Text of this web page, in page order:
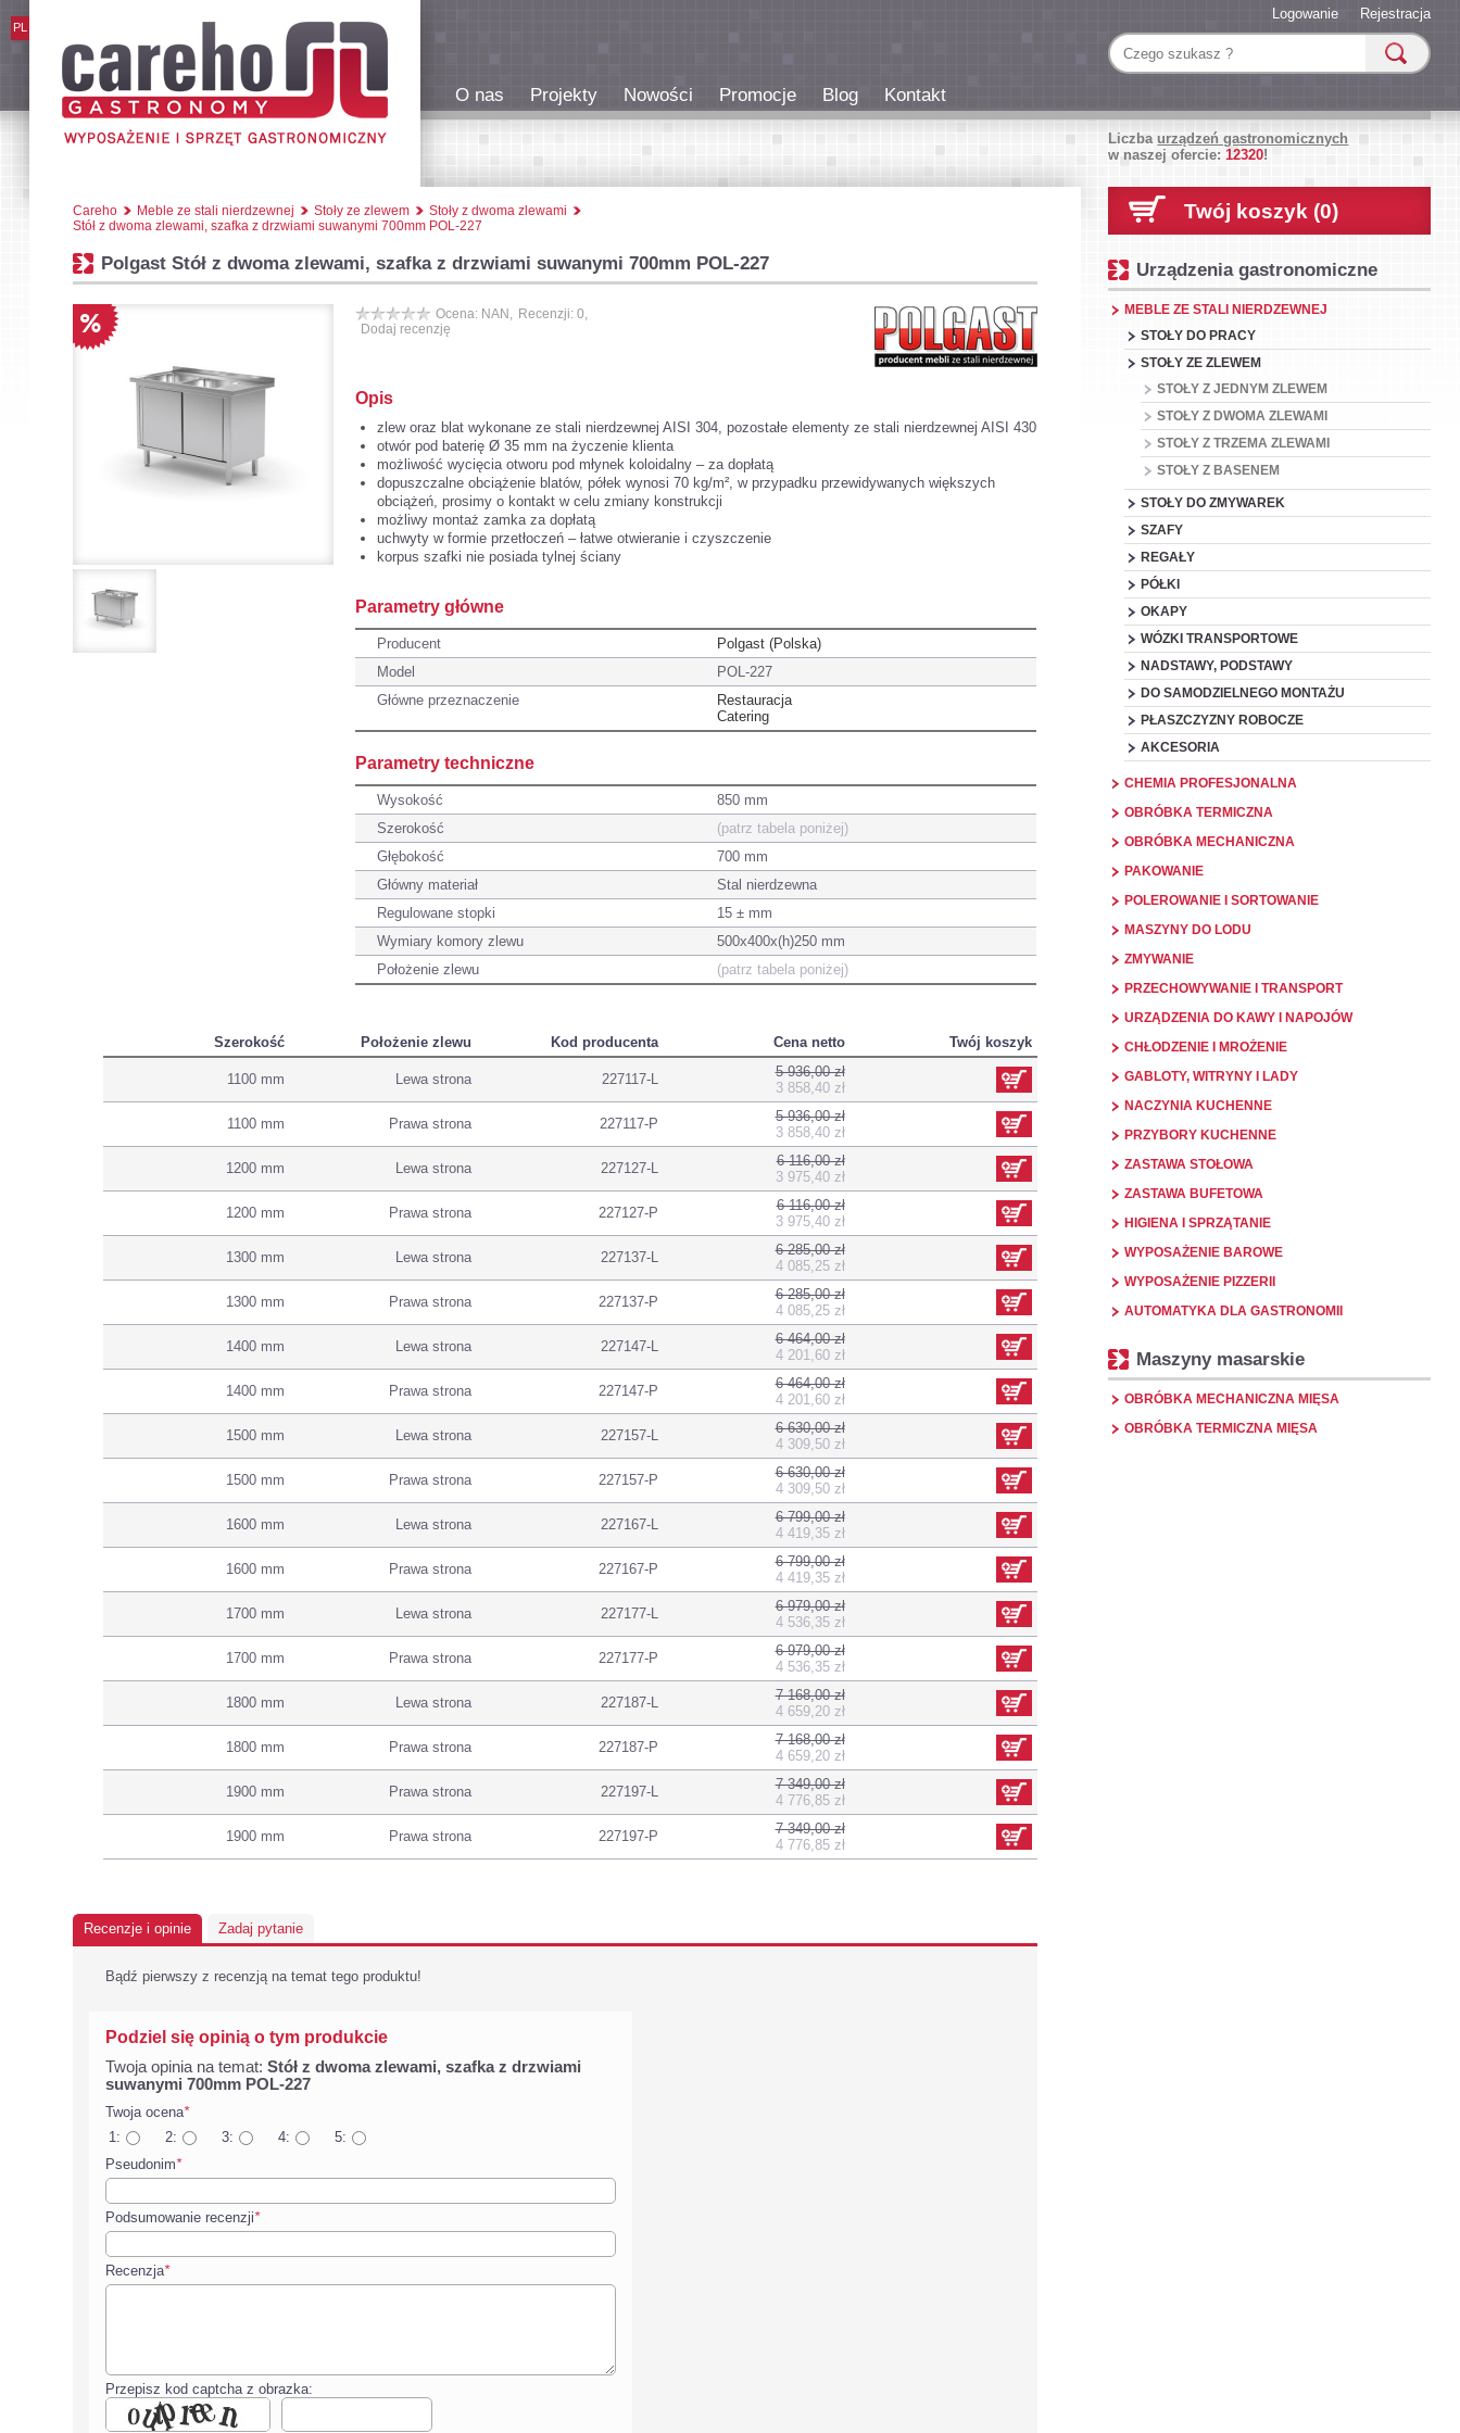
PL
Rejestracja
Logowanie
O nas Projekty Nowości Promocje Blog Kontakt
Liczbaurządzeń gastronomicznych
w naszej ofercie:12320!
Careho Meble ze stali nierdzewnej Stoły ze zlewem
Stoły z dwoma zlewami
Stół z dwoma zlewami, szafka z drzwiami suwanymi 700mm POL-227
Polgast Stół z dwoma zlewami, szafka z drzwiami suwanymi 700mm POL-227
Ocena: NAN, Recenzji: 0,
Dodaj recenzję
Opis
zlew oraz blat wykonane ze stali nierdzewnej AISI 304, pozostałe elementy ze stali nierdzewnej AISI 430
otwór pod baterię Ø 35 mm na życzenie klienta
możliwość wycięcia otworu pod młynek koloidalny – za dopłatą
dopuszczalne obciążenie blatów, półek wynosi 70 kg/m², w przypadku przewidywanych większych
obciążeń, prosimy o kontakt w celu zmiany konstrukcji
możliwy montaż zamka za dopłatą
uchwyty w formie przetłoczeń – łatwe otwieranie i czyszczenie
korpus szafki nie posiada tylnej ściany
Parametry główne
Producent
Polgast (Polska)
Model
POL-227
Główne przeznaczenie
Restauracja
Catering
Parametry techniczne
Wysokość
850 mm
Szerokość
(patrz tabela poniżej)
Głębokość
700 mm
Główny materiał
Stal nierdzewna
Regulowane stopki
15 ± mm
Wymiary komory zlewu
500x400x(h)250 mm
Położenie zlewu
(patrz tabela poniżej)
Szerokość Położenie zlewu Kod producenta Cena netto Twój koszyk
1100 mm Lewa strona 227117-L
5 936,00 zł
3 858,40 zł
1100 mm Prawa strona 227117-P
5 936,00 zł
3 858,40 zł
1200 mm Lewa strona 227127-L
6 116,00 zł
3 975,40 zł
1200 mm Prawa strona 227127-P
6 116,00 zł
3 975,40 zł
1300 mm Lewa strona 227137-L
6 285,00 zł
4 085,25 zł
1300 mm Prawa strona 227137-P
6 285,00 zł
4 085,25 zł
1400 mm Lewa strona 227147-L
6 464,00 zł
4 201,60 zł
1400 mm Prawa strona 227147-P
6 464,00 zł
4 201,60 zł
1500 mm Lewa strona 227157-L
6 630,00 zł
4 309,50 zł
1500 mm Prawa strona 227157-P
6 630,00 zł
4 309,50 zł
1600 mm Lewa strona 227167-L
6 799,00 zł
4 419,35 zł
1600 mm Prawa strona 227167-P
6 799,00 zł
4 419,35 zł
1700 mm Lewa strona 227177-L
6 979,00 zł
4 536,35 zł
1700 mm Prawa strona 227177-P
6 979,00 zł
4 536,35 zł
1800 mm Lewa strona 227187-L
7 168,00 zł
4 659,20 zł
1800 mm Prawa strona 227187-P
7 168,00 zł
4 659,20 zł
1900 mm Prawa strona 227197-L
7 349,00 zł
4 776,85 zł
1900 mm Prawa strona 227197-P
7 349,00 zł
4 776,85 zł
Recenzje i opinie Zadaj pytanie
Bądź pierwszy z recenzją na temat tego produktu!
Podziel się opinią o tym produkcie
Twoja opinia na temat: Stół z dwoma zlewami, szafka z drzwiami
suwanymi 700mm POL-227
Twoja ocena*
1:
2: 3: 4:
5:
Pseudonim*
Podsumowanie recenzji*
Recenzja*
Przepisz kod captcha z obrazka:
Twój koszyk (0)
Urządzenia gastronomiczne
MEBLE ZE STALI NIERDZEWNEJ
STOŁY DO PRACY
STOŁY ZE ZLEWEM
STOŁY Z JEDNYM ZLEWEM
STOŁY Z DWOMA ZLEWAMI
STOŁY Z TRZEMA ZLEWAMI
STOŁY Z BASENEM
STOŁY DO ZMYWAREK
SZAFY
REGAŁY
PÓŁKI
OKAPY
WÓZKI TRANSPORTOWE
NADSTAWY, PODSTAWY
DO SAMODZIELNEGO MONTAŻU
PŁASZCZYZNY ROBOCZE
AKCESORIA
CHEMIA PROFESJONALNA
OBRÓBKA TERMICZNA
OBRÓBKA MECHANICZNA
PAKOWANIE
POLEROWANIE I SORTOWANIE
MASZYNY DO LODU
ZMYWANIE
PRZECHOWYWANIE I TRANSPORT
URZĄDZENIA DO KAWY I NAPOJÓW
CHŁODZENIE I MROŻENIE
GABLOTY, WITRYNY I LADY
NACZYNIA KUCHENNE
PRZYBORY KUCHENNE
ZASTAWA STOŁOWA
ZASTAWA BUFETOWA
HIGIENA I SPRZĄTANIE
WYPOSAŻENIE BAROWE
WYPOSAŻENIE PIZZERII
AUTOMATYKA DLA GASTRONOMII
Maszyny masarskie
OBRÓBKA MECHANICZNA MIĘSA
OBRÓBKA TERMICZNA MIĘSA